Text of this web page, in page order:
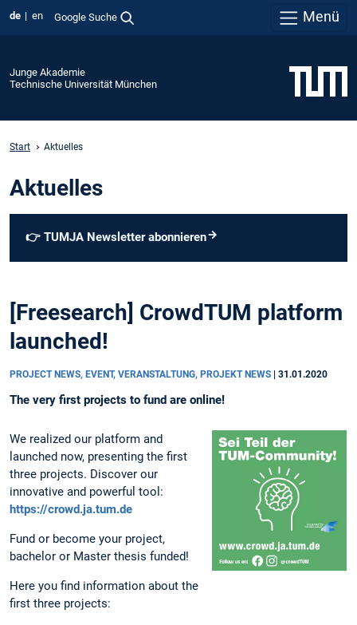
de en Google Suche Menü
Junge Akademie
Technische Universität München
Start Aktuelles
Aktuelles
👉 TUMJA Newsletter abonnieren
[Freesearch] CrowdTUM platform
launched!
PROJECT NEWS, EVENT, VERANSTALTUNG, PROJEKT NEWS 31.01.2020
The very first projects to fund are online!
We realized our platform and
launched now, presenting the first
three projects. Discover our
innovative and powerful tool:
https://crowd.ja.tum.de
Fund or become your project,
bachelor or Master thesis funded!
Here you find information about the
first three projects: